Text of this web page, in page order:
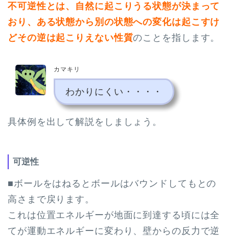
不可逆性とは、自然に起こりうる状態が決まって
おり、ある状態から別の状態への変化は起こすけ
どその逆は起こりえない性質のことを指します。
カマキリ
わかりにくい・・・・
具体例を出して解説をしましょう。
可逆性
■ボールをはねるとボールはバウンドしてもとの
高さまで戻ります。
これは位置エネルギーが地面に到達する頃には全
てが運動エネルギーに変わり、壁からの反力で逆